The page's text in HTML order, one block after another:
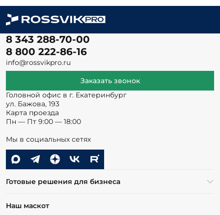
8 343 288-70-00
8 800 222-86-16
info@rossvikpro.ru
Заказать звонок
Головной офис в г. Екатеринбург
ул. Бажова, 193
Карта проезда
Пн — Пт 9:00 — 18:00
Мы в социальных сетях
Готовые решения для бизнеса
Наш маскот